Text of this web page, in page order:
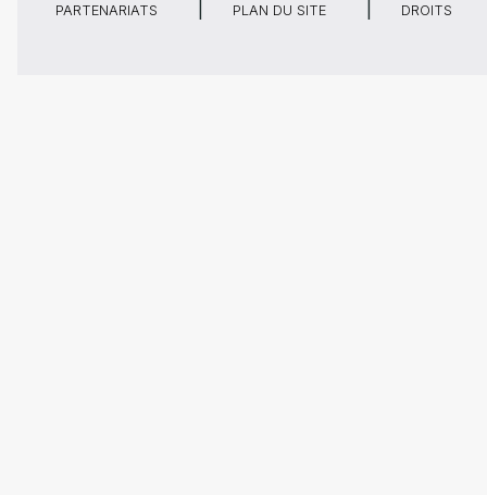
PARTENARIATS PLAN DU SITE DROITS